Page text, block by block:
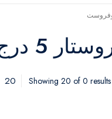
نوفروست
Showing 20 of 0 results
20